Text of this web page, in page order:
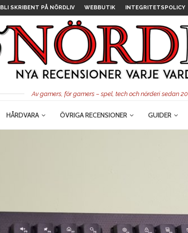
BLI SKRIBENT PÅ NÖRDLIV WEBBUTIK INTEGRITETSPOLICY
Av gamers, för gamers – spel, tech och nörderi sedan
HÅRDVARA ÖVRIGA RECENSIONER GUIDER